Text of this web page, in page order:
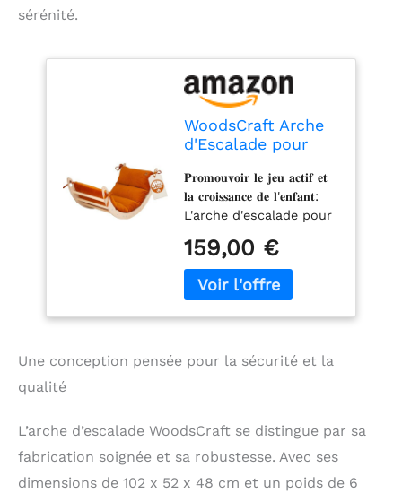
sérénité.
WoodsCraft Arche
d'Escalade pour
avec Coussin
Hypoallergénique |
Arche Montessori
Bebe - Arche
Escalade | Jeux
Montessori:
Escalade Enfant
Interieur
𝐏𝐫𝐨𝐦𝐨𝐮𝐯𝐨𝐢𝐫 𝐥𝐞 𝐣𝐞𝐮 𝐚𝐜𝐭𝐢𝐟 𝐞𝐭
𝐥𝐚 𝐜𝐫𝐨𝐢𝐬𝐬𝐚𝐧𝐜𝐞 𝐝𝐞 𝐥'𝐞𝐧𝐟𝐚𝐧𝐭:
L'arche d'escalade pour
en intérieur améliore de
manière ludique les
compétences motrices
construire des grottes,
cela dans un seul
appareil! 𝐂𝐨𝐮𝐬𝐬𝐢𝐧𝐬 𝐝𝐞
𝐜𝐨𝐧𝐟𝐨𝐫𝐭 𝐩𝐫𝐞𝐦𝐢𝐮𝐦:
Fabriqués à la main
159,00 €
Une conception pensée pour la sécurité et la
qualité
L’arche d’escalade WoodsCraft se distingue par sa
fabrication soignée et sa robustesse. Avec ses
dimensions de 102 x 52 x 48 cm et un poids de 6